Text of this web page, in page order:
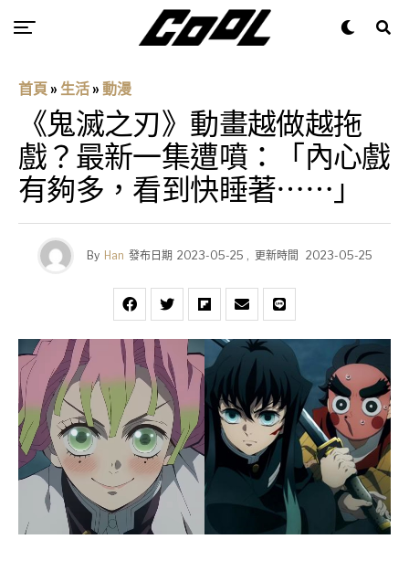
首頁 » 生活 » 動漫
《鬼滅之刃》動畫越做越拖
戲？最新一集遭噴：「內心戲
有夠多，看到快睡著⋯⋯」
By Han 發布日期 2023-05-25 , 更新時間 2023-05-25